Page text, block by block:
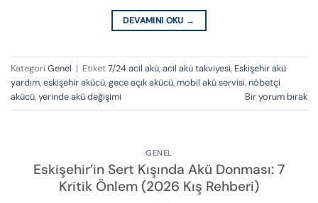
DEVAMINI OKU →
Kategori Genel | Etiket7/24 acil akü,acil akü takviyesi, Eskişehir akü
yardım,eskişehir akücü,gece açık akücü, mobil akü servisi, nöbetçi
akücü,yerinde akü değişimi Bir yorum bırak
GENEL
Eskişehir’in Sert Kışında Akü Donması: 7
Kritik Önlem (2026 Kış Rehberi)